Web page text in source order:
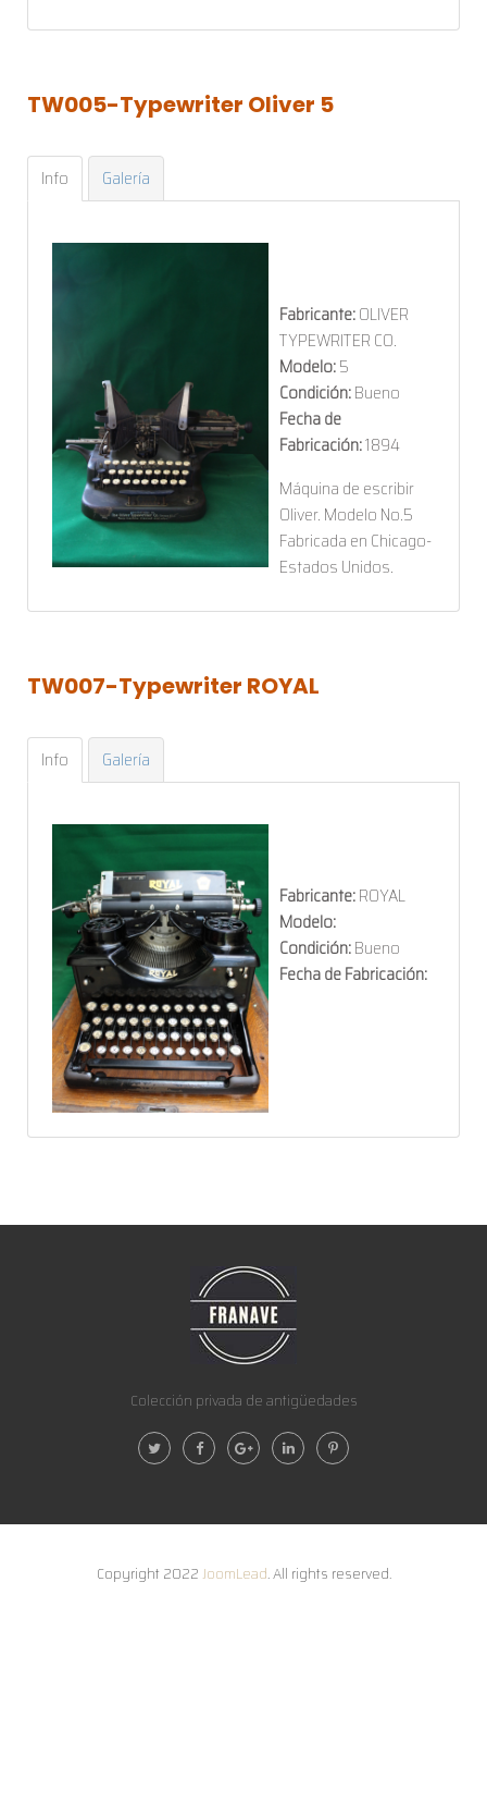
TW005-Typewriter Oliver 5
Info Galería
Fabricante:OLIVER
TYPEWRITER CO.
Modelo:5
Condición:Bueno
Fecha de
Fabricación:1894
Máquina de escribir
Oliver. Modelo No.5
Fabricada en Chicago-
Estados Unidos.
TW007-Typewriter ROYAL
Info Galería
Fabricante:ROYAL
Modelo:
Condición:Bueno
Fecha de Fabricación:
Colección privada de antigüedades
Copyright 2022JoomLead. All rights reserved.